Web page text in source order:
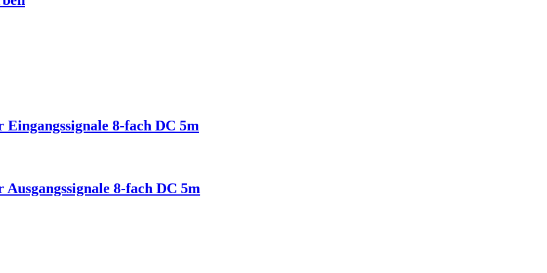
8-fach DC 5m
8-fach DC 5m